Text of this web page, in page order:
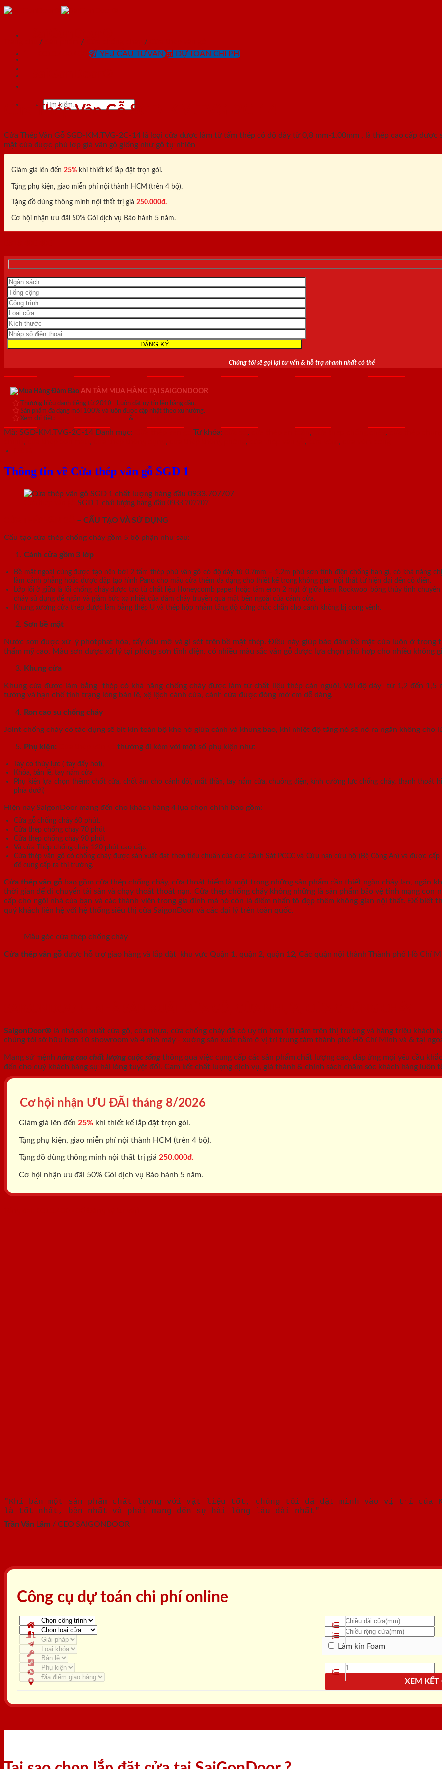
Skip
YÊU CẦU TƯ VẤN DỰ TOÁN CHI PHÍ
Tìm
/ / /
Cửa Thép Vân Gỗ SGD-KM.TVG-2C-14
Cửa Thép Vân Gỗ SGD-KM.TVG-2C-14 là loại cửa được làm từ tấm thép có độ dày từ 0,8 mm-1.00mm , là thép cao cấp
mặt cửa được phủ lớp giả vân gỗ giống như gỗ tự nhiên
Giảm giá lên đến 25% khi thiết kế lắp đặt trọn gói.
Tặng phụ kiện, giao miễn phí nội thành HCM (trên 4 bộ).
Tặng đồ dùng thông minh nội thất trị giá 250.000đ.
Cơ hội nhận ưu đãi 50% Gói dịch vụ Bảo hành 5 năm.
Chúng tôi sẽ gọi lại tư vấn & hỗ trợ nhanh nhất có thể
AN TÂM MUA HÀNG TẠI SAIGONDOOR
Thương hiệu danh tiếng từ 2010 - Luôn đặt uy tín lên hàng đầu.
Sản phẩm đa dạng mới 100% và luôn được cập nhật theo xu hướng.
Xem chi tiết:
&
Mã: SGD-KM.TVG-2C-14 Danh mục: Từ khóa: , , ,
, , , , , ,
Thông tin về Cửa thép vân gỗ SGD 1
SGD 1 chất lượng hàng đầu 0933.707707
– CẤU TẠO VÀ SỬ DỤNG
Cấu tạo cửa thép chống cháy gồm 5 bộ phận như sau:
Cánh cửa gồm 3 lớp
Bề mặt ngoài cùng được tạo nên bởi 2 tấm thép phủ vân gỗ có độ dày từ 0.7mm – 1.2m phủ sơn tĩnh điện chống han gỉ, có khả năng
làm cánh phẳng hoặc được dập tạo hình Pano cho mẫu cửa thêm đa dạng cho thiết kế trong không gian nội thất từ hiện đại đến cổ điển.
Lớp lõi ở giữa là lõi chống cháy được tạo từ chất liệu Honeycomb paper hoặc tấm eron 2 mặt ở giữa kèm Rockwool bông thủy tinh
cháy sử dụng để ngăn và giảm bức xạ nhiệt của đám cháy truyền qua mặt bên ngoài của cánh cửa.
Khung xương cửa thép được làm bằng thép U và thép hộp nhằm tăng độ cứng chắc chắn cho cánh không bị cong vênh.
Sơn bề mặt
Nước sơn được xử lý photphat hóa, tẩy dầu mỡ và gỉ sét trên bề mặt thép. Điều này giúp bảo đảm bề mặt cửa luôn ở
thẩm mỹ cao. Màu sơn được xử lý tại phòng sơn tĩnh điện, có nhiều màu sắc vân gỗ được lựa chọn phù hợp cho nhiều không
Khung cửa
Khung cửa được làm bằng thép có khả năng chống cháy được làm từ chất liệu thép cán nguội. Với độ dày từ 1,2 đến 1,5
tường và hạn chế tình trạng lỏng bản lề, xệ lệch cánh cửa, cánh cửa được đóng mở em dễ dàng.
Ron cao su chống cháy
Joint chống cháy có tác dụng sẽ bít kín toàn bộ khe hở giữa cánh và khung bao, khi nhiệt độ tăng nó sẽ nở ra ngăn không cho
Phụ kiện: thường đi kèm với một số phụ kiện như:
Tay co thủy lực ( tay đẩy hơi),
Khóa, bản lề, tay nắm cửa
Phụ kiện lựa chọn thêm: chốt cửa, chốt âm cho cánh đôi, mắt thần, tay nắm cửa, chuông điện, kính cường lực chống cháy, thanh thoát
phía dưới)
Hiện nay SaigonDoor mang đến cho khách hàng 4 lựa chọn chính bao gồm:
Cửa gỗ chống cháy 60 phút.
Cửa thép chống cháy 70 phút
Cửa thép chống cháy 90 phút
Và cửa Thép chống cháy 120 phút cao cấp.
Cửa thép vân gỗ có chống cháy được sản xuất đạt theo tiêu chuẩn của cục Cảnh Sát PCCC và Cứu nạn cứu hộ (Bộ Công An) và được
để cung cấp ra thị trường.
Cửa thép vân gỗbao gồm cửa thép chống cháy, cửa thoát hiểm là một trong những sản phẩm cần thiết ngăn cháy lan, ngăn
thời gian để di chuyển tài sản và chạy thoát thoát nạn. Cửa thép chống cháy không những là sản phẩm bảo vệ tính mạng con
cấp cho ngôi nhà của bạn và các thành viên trong gia đình mà nó còn là điểm nhấn tô đẹp thêm không gian nội thất. Để biết
quý khách liên hệ với hệ thống siêu thị cửa SaigonDoor và các đại lý trên toàn quốc.
Mẫu góc cửa thép chống cháy
Cửa thép vân gỗ được hỗ trợ giao hàng và lắp đặt khu vực Quận 1, quận 2, quận 12, Các quận nội thành Thành phố Hồ Chí
SaigonDoor® là nhà sản xuất cửa gỗ, cửa nhựa, cửa chống cháy đã có uy tín hơn 10 năm trên thị trường và hàng triệu khách
chúng tôi sở hữu hơn 10 showroom và 4 nhà máy - xưởng sản xuất nằm ở vị trí trung tâm thành phố Hồ Chí Minh và & tại
Mang sứ mệnh nâng cao chất lượng cuộc sống thông qua việc cung cấp các sản phẩm chất lượng cao, đáp ứng mọi yêu cầu
đến cho quý khách hàng sự hài lòng tuyệt đối. Cam kết chất lượng dịch vụ, giá thành & chính sách chăm sóc khách hàng luôn
Cơ hội nhận ƯU ĐÃI tháng 8/2026
Giảm giá lên đến 25% khi thiết kế lắp đặt trọn gói.
Tặng phụ kiện, giao miễn phí nội thành HCM (trên 4 bộ).
Tặng đồ dùng thông minh nội thất trị giá 250.000đ.
Cơ hội nhận ưu đãi 50% Gói dịch vụ Bảo hành 5 năm.
"Khi bán một sản phẩm chất lượng với vật liệu tốt, chúng tôi đã đặt mình vào vị trí của
là tốt nhất, bền nhất và phải mang đến sự hài lòng lâu dài nhất"
Trần Văn Lãm / CEO SAIGONDOOR
Công cụ dự toán chi phí online
Làm kín Foam
XEM KẾT